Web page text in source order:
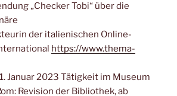
„Checker Tobi“ über die
der italienischen Online-
https://www.thema-
Januar 2023 Tätigkeit im Museum
Revision der Bibliothek, ab